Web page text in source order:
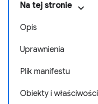
Na tej stronie
Opis
Uprawnienia
Plik manifestu
Obiekty i właściwości